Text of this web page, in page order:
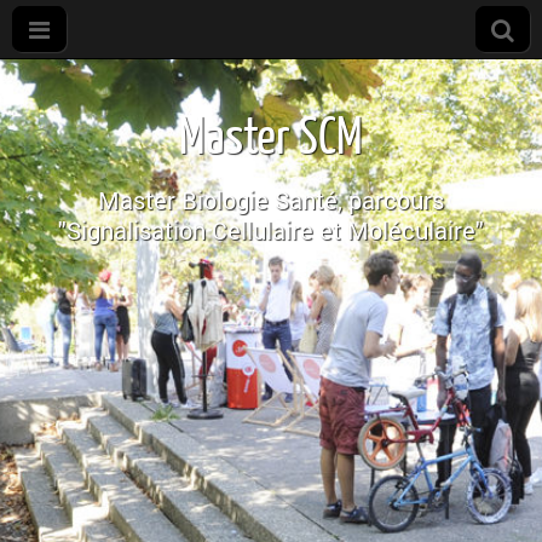
M2R
SCM
Master SCM
Master Biologie Santé, parcours
"Signalisation Cellulaire et Moléculaire"